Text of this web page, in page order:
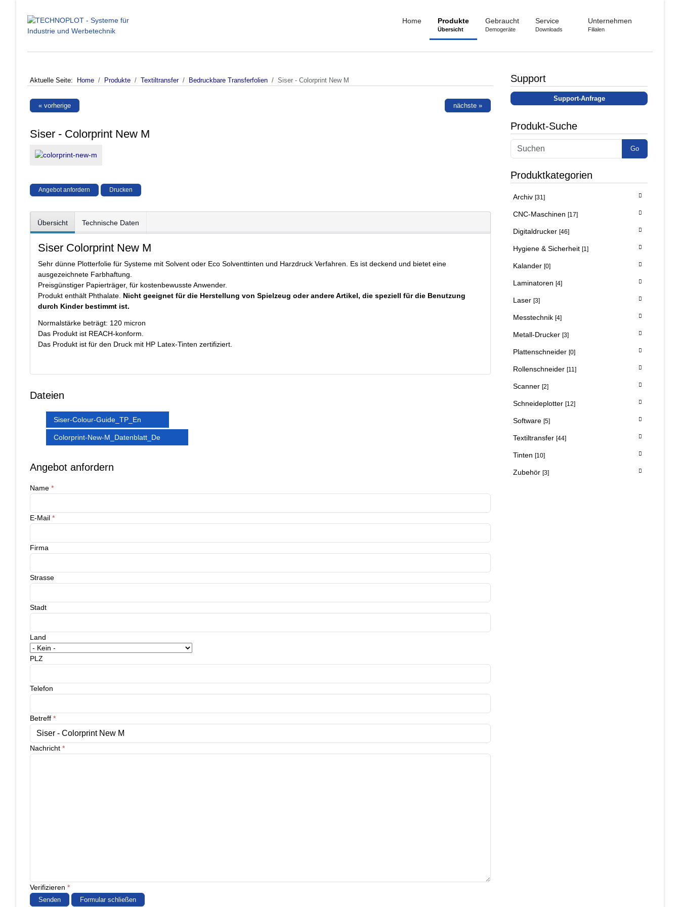
Home Produkte
Übersicht
Gebraucht
Demogeräte
Service
Downloads
Unternehmen
Filialen
Aktuelle Seite: Home Produkte Textiltransfer Bedruckbare Transferfolien Siser - Colorprint New M
« vorherige nächste »
Siser - Colorprint New M
Angebot anfordern Drucken
Übersicht Technische Daten
Siser Colorprint New M
Sehr dünne Plotterfolie für Systeme mit Solvent oder Eco Solventtinten und Harzdruck Verfahren. Es ist deckend und bietet eine
ausgezeichnete Farbhaftung.
Preisgünstiger Papierträger, für kostenbewusste Anwender.
Produkt enthält Phthalate. Nicht geeignet für die Herstellung von Spielzeug oder andere Artikel, die speziell für die Benutzung
durch Kinder bestimmt ist.
Normalstärke beträgt: 120 micron
Das Produkt ist REACH-konform.
Das Produkt ist für den Druck mit HP Latex-Tinten zertifiziert.
Dateien
Siser-Colour-Guide_TP_En
Colorprint-New-M_Datenblatt_De
Angebot anfordern
Name *
E-Mail *
Firma
Strasse
Stadt
Land
PLZ
Telefon
Betreff *
Nachricht *
Verifizieren *
Senden Formular schließen
Support
Support-Anfrage
Produkt-Suche
Go
Produktkategorien
Archiv [31]
CNC-Maschinen [17]
Digitaldrucker [46]
Hygiene & Sicherheit [1]
Kalander [0]
Laminatoren [4]
Laser [3]
Messtechnik [4]
Metall-Drucker [3]
Plattenschneider [0]
Rollenschneider [11]
Scanner [2]
Schneideplotter [12]
Software [5]
Textiltransfer [44]
Tinten [10]
Zubehör [3]